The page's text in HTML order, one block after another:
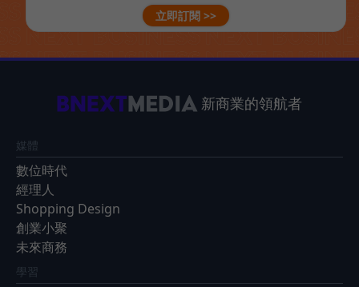
立即訂閱 >>
新商業的領航者
媒體
數位時代
經理人
Shopping Design
創業小聚
未來商務
學習